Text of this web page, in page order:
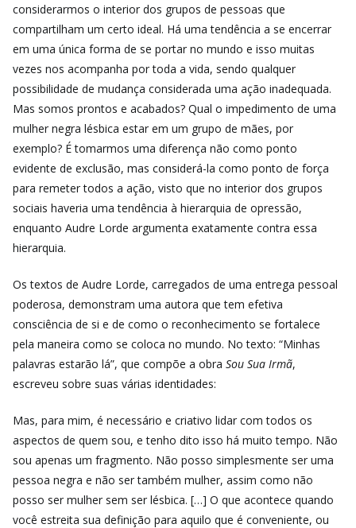
considerarmos o interior dos grupos de pessoas que
compartilham um certo ideal. Há uma tendência a se encerrar
em uma única forma de se portar no mundo e isso muitas
vezes nos acompanha por toda a vida, sendo qualquer
possibilidade de mudança considerada uma ação inadequada.
Mas somos prontos e acabados? Qual o impedimento de uma
mulher negra lésbica estar em um grupo de mães, por
exemplo? É tomarmos uma diferença não como ponto
evidente de exclusão, mas considerá-la como ponto de força
para remeter todos a ação, visto que no interior dos grupos
sociais haveria uma tendência à hierarquia de opressão,
enquanto Audre Lorde argumenta exatamente contra essa
hierarquia.
Os textos de Audre Lorde, carregados de uma entrega pessoal
poderosa, demonstram uma autora que tem efetiva
consciência de si e de como o reconhecimento se fortalece
pela maneira como se coloca no mundo. No texto: “Minhas
palavras estarão lá”, que compõe a obra Sou Sua Irmã,
escreveu sobre suas várias identidades:
Mas, para mim, é necessário e criativo lidar com todos os
aspectos de quem sou, e tenho dito isso há muito tempo. Não
sou apenas um fragmento. Não posso simplesmente ser uma
pessoa negra e não ser também mulher, assim como não
posso ser mulher sem ser lésbica. […] O que acontece quando
você estreita sua definição para aquilo que é conveniente, ou